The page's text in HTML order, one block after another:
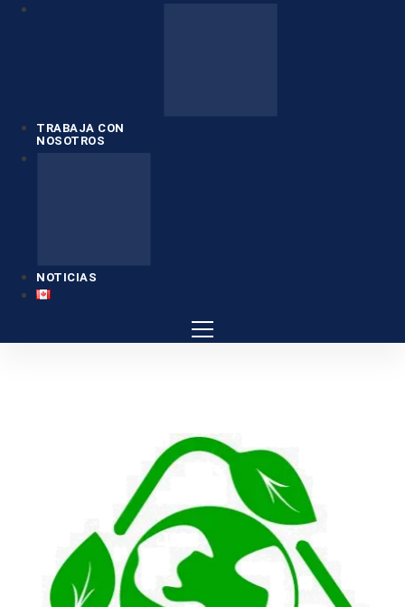
TRABAJA CON
NOSOTROS
NOTICIAS